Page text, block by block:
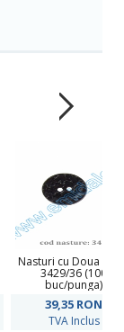
Nasturi cu Doua
3429/36 (100
buc/punga)
39,35 RON
TVA Inclus